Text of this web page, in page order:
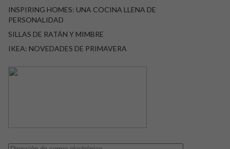
INSPIRING HOMES: UNA COCINA LLENA DE
PERSONALIDAD
SILLAS DE RATÁN Y MIMBRE
IKEA: NOVEDADES DE PRIMAVERA